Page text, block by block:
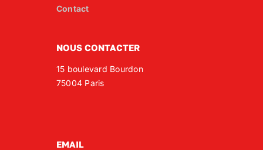
Contact
NOUS CONTACTER
15 boulevard Bourdon
75004 Paris
EMAIL